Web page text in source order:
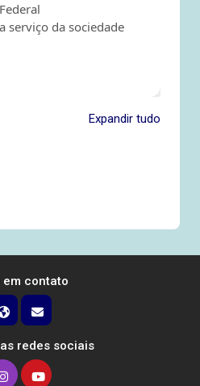
Federal
serviço da sociedade
Expandir tudo
em contato
redes sociais